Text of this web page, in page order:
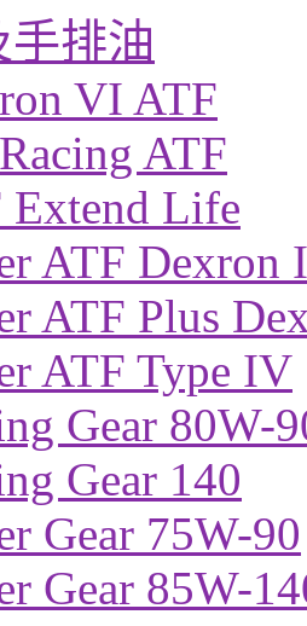
手排油
VI ATF
ATF
Extend Life
ATF Dexron
ATF Plus
ATF Type IV
Gear 80W-
Gear 140
Gear 75W-90
Gear 85W-